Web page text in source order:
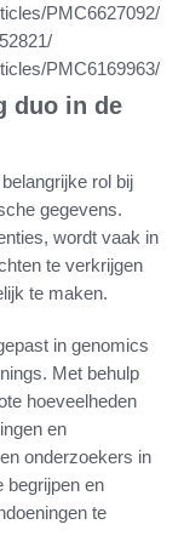
PMC6627092/
PMC6169963/
duo in de
rol bij
gegevens.
wordt vaak in
te verkrijgen
te maken.
in genomics
Met behulp
hoeveelheden
en
onderzoekers in
begrijpen en
te